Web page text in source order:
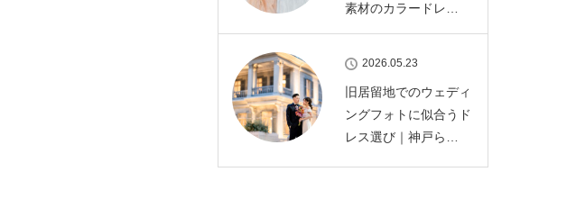
素材のカラードレ…
2026.05.23
旧居留地でのウェディ
ングフォトに似合うド
レス選び｜神戸ら…